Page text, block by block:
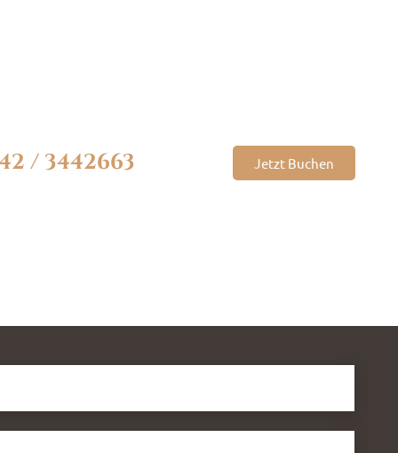
/ 3442663 Jetzt Buchen